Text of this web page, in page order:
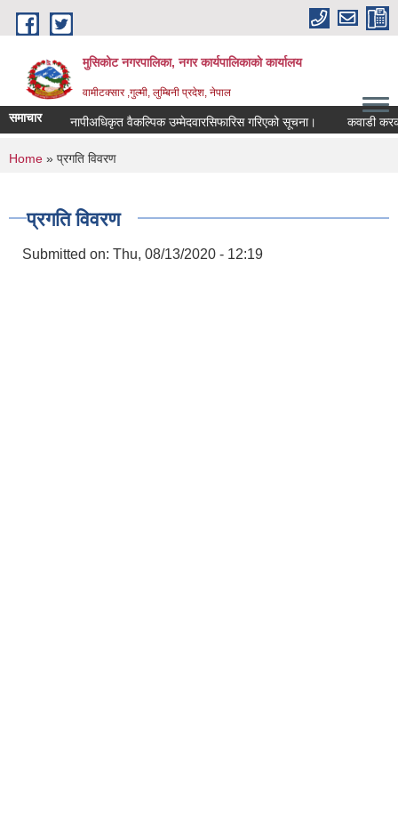
Skip to main content
मुसिकोट नगरपालिका, नगर कार्यपालिकाकाे कार्यालय
वामीटक्सार ,गुल्मी, लुम्बिनी प्रदेश, नेपाल
समाचार नापीअधिकृत वैकल्पिक उम्मेदवारसिफारिस गरिएको सूचना। कवाडी करको
You are here
Home » प्रगति विवरण
प्रगति विवरण
Submitted on: Thu, 08/13/2020 - 12:19